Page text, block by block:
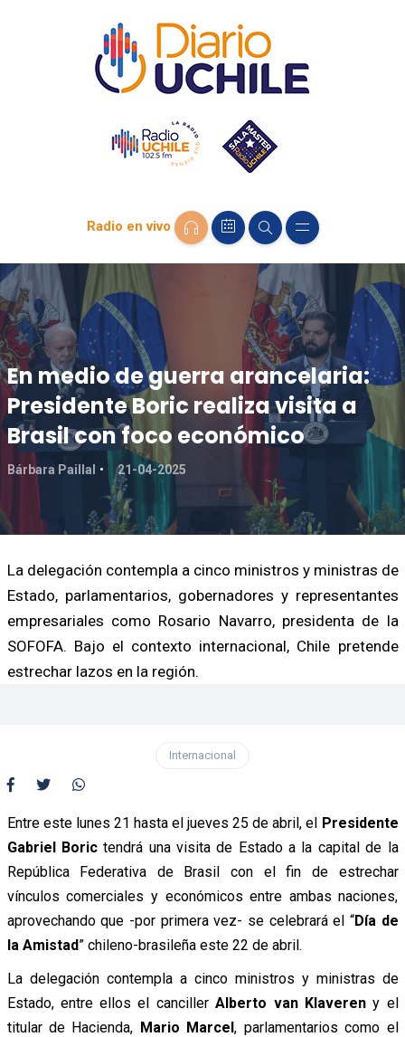
Radio en vivo
En medio de guerra arancelaria:
Presidente Boric realiza visita a
Brasil con foco económico
Bárbara Paillal 21-04-2025
La delegación contempla a cinco ministros y ministras de
Estado, parlamentarios, gobernadores y representantes
empresariales como Rosario Navarro, presidenta de la
SOFOFA. Bajo el contexto internacional, Chile pretende
estrechar lazos en la región.
Internacional
Entre este lunes 21 hasta el jueves 25 de abril, el Presidente
Gabriel Borictendrá una visita de Estado a la capital de la
República Federativa de Brasil con el fin de estrechar
vínculos comerciales y económicos entre ambas naciones,
aprovechando que -por primera vez- se celebrará el “Día de
la Amistad” chileno-brasileña este 22 de abril.
La delegación contempla a cinco ministros y ministras de
Estado, entre ellos el cancillerAlberto van Klavereny el
titular de Hacienda, Mario Marcel, parlamentarios como el